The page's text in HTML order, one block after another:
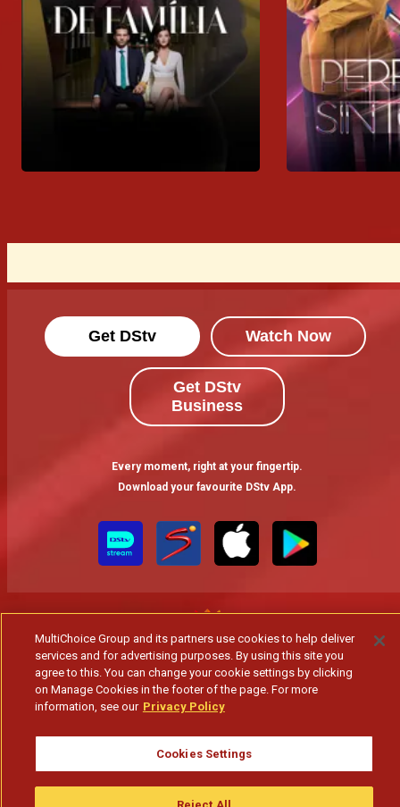
Get DStv Watch Now
Get DStv
Business
Every moment, right at your fingertip.
Download your favourite DStv App.
MultiChoice Website Terms of Use
Privacy & Cookie Notice
Responsible Disclosure Policy
Copyright
Careers
Gerir Cookies
MultiChoice Group and its partners use cookies to help deliver
services and for advertising purposes. By using this site you
agree to this. You can change your cookie settings by clicking
on Manage Cookies in the footer of the page. For more
information, see our Privacy Policy
Cookies Settings